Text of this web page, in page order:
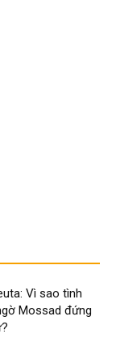
Vì sao tình
Mossad đứng